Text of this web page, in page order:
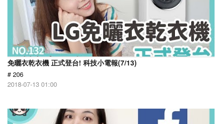
免曬衣乾衣機 正式登台! 科技小電報(7/13)
# 206
2018-07-13 01:00